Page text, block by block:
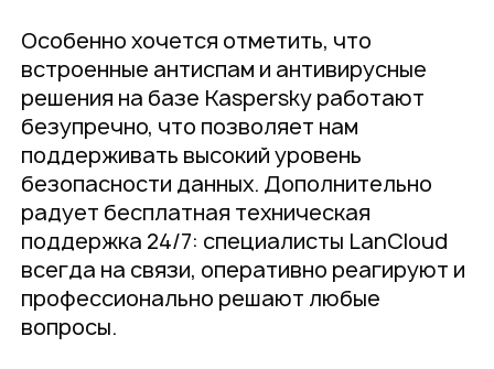
Особенно хочется отметить, что
встроенные антиспам и антивирусные
решения на базе Kaspersky работают
безупречно, что позволяет нам
поддерживать высокий уровень
безопасности данных. Дополнительно
радует бесплатная техническая
поддержка 24/7: специалисты LanCloud
всегда на связи, оперативно реагируют и
профессионально решают любые
вопросы.